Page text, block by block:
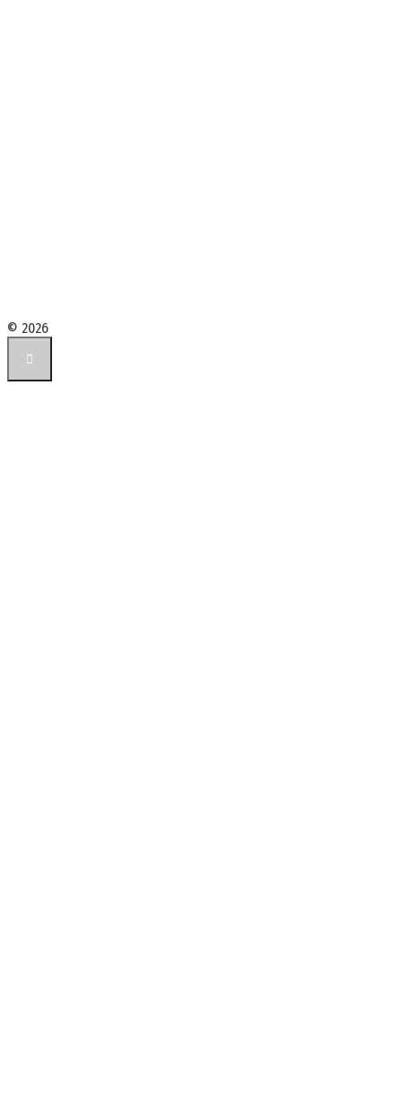
© 2026